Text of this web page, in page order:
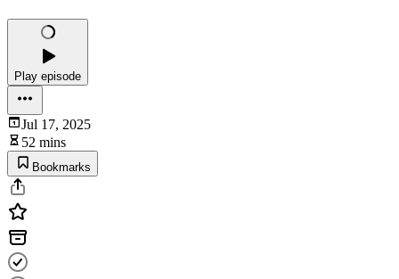
Play episode
Jul 17, 2025
52 mins
Bookmarks